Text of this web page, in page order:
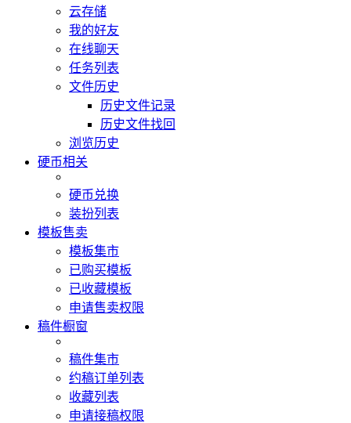
云存储
我的好友
在线聊天
任务列表
文件历史
历史文件记录
历史文件找回
浏览历史
硬币相关
硬币兑换
装扮列表
模板售卖
模板集市
已购买模板
已收藏模板
申请售卖权限
稿件橱窗
稿件集市
约稿订单列表
收藏列表
申请接稿权限